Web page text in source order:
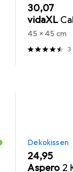
EUR
30,07
vidaXL
45 x 45 cm
3
Dekokissen
EUR
24,95
Aspero 2